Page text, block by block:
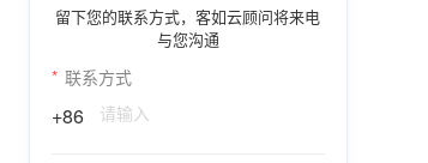
留下您的联系方式，客如云顾问将来电
与您沟通
* 联系方式
+86